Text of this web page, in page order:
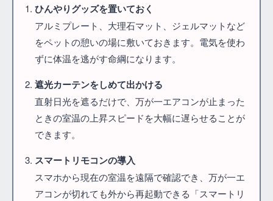
ひんやりグッズを置いておく
アルミプレート、大理石マット、ジェルマットなど
をペットの憩いの場に敷いておきます。電気を使わ
ずに体温を逃がす命綱になります。
遮光カーテンをしめて出かける
直射日光を遮るだけで、万が一エアコンが止まった
ときの室温の上昇スピードを大幅に遅らせることが
できます。
スマートリモコンの導入
スマホから現在の室温を遠隔で確認でき、万が一エ
アコンが切れても外から再起動できる「スマートリ